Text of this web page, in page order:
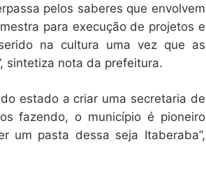
pelos saberes que envolvem
para execução de projetos e
na cultura uma vez que as
sintetiza nota da prefeitura.
estado a criar uma secretaria de
fazendo, o município é pioneiro
um pasta dessa seja Itaberaba”,